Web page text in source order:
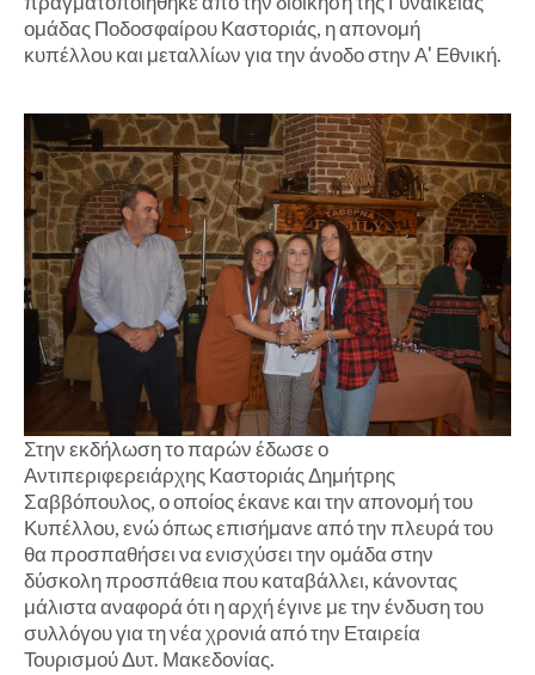
ομάδας Ποδοσφαίρου Καστοριάς, η απονομή
κυπέλλου και μεταλλίων για την άνοδο στην Α' Εθνική.
Στην εκδήλωση το παρών έδωσε ο
Αντιπεριφερειάρχης Καστοριάς Δημήτρης
Σαββόπουλος, ο οποίος έκανε και την απονομή του
Κυπέλλου, ενώ όπως επισήμανε από την πλευρά του
θα προσπαθήσει να ενισχύσει την ομάδα στην
δύσκολη προσπάθεια που καταβάλλει, κάνοντας
μάλιστα αναφορά ότι η αρχή έγινε με την ένδυση του
συλλόγου για τη νέα χρονιά από την Εταιρεία
Τουρισμού Δυτ. Μακεδονίας.